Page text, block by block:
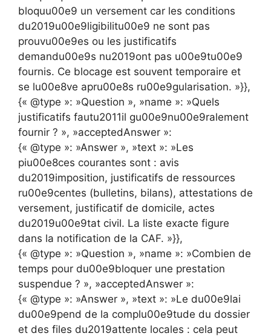
bloquu00e9 un versement car les conditions
du2019u00e9ligibilitu00e9 ne sont pas
prouvu00e9es ou les justificatifs
demandu00e9s nu2019ont pas u00e9tu00e9
fournis. Ce blocage est souvent temporaire et
se lu00e8ve apru00e8s ru00e9gularisation. »}},
{« @type »: »Question », »name »: »Quels
justificatifs fautu2011il gu00e9nu00e9ralement
fournir ? », »acceptedAnswer »:
{« @type »: »Answer », »text »: »Les
piu00e8ces courantes sont : avis
du2019imposition, justificatifs de ressources
ru00e9centes (bulletins, bilans), attestations de
versement, justificatif de domicile, actes
du2019u00e9tat civil. La liste exacte figure
dans la notification de la CAF. »}},
{« @type »: »Question », »name »: »Combien de
temps pour du00e9bloquer une prestation
suspendue ? », »acceptedAnswer »:
{« @type »: »Answer », »text »: »Le du00e9lai
du00e9pend de la complu00e9tude du dossier
et des files du2019attente locales : cela peut